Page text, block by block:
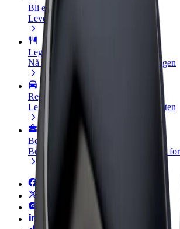
Bli et leveringsbud
Lever mat og få betalt ukentlig
Legg til en restaurant eller butikk
Nå ut til flere kunder og øk inntjeningen
Registrer deg som flåteeier
Legg til flåten din i Bolt og øk inntekten
Bolt for Business
Bolt-produkter og tjenester oppskalert